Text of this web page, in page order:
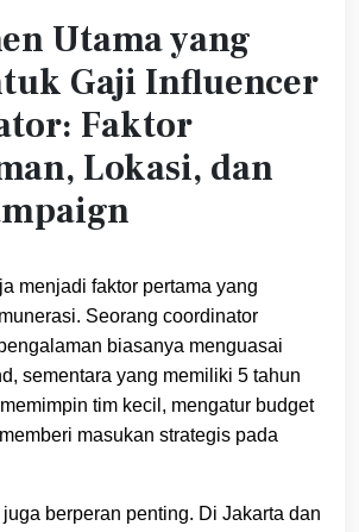
Utama yang
Gaji Influencer
Faktor
Lokasi, dan
menjadi faktor pertama yang
Seorang coordinator
biasanya menguasai
sementara yang memiliki 5 tahun
tim kecil, mengatur budget
masukan strategis pada
berperan penting. Di Jakarta dan